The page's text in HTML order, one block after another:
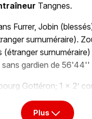
Tangnes.
Furrer, Jobin
surnuméraire).
gardien de
Gottéron; 1 x 2’
Plus